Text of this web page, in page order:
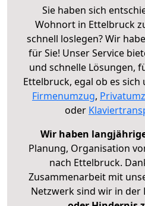
Sie haben sich
Wohnort in Ettelbruck
schnell loslegen? Wir
für Sie! Unser Service
und schnelle Lösungen,
Ettelbruck, egal ob es sich
Firmenumzug,
oder
Wir haben
Planung, Organisation
nach Ettelbruck.
Zusammenarbeit mit
Netzwerk sind wir in der